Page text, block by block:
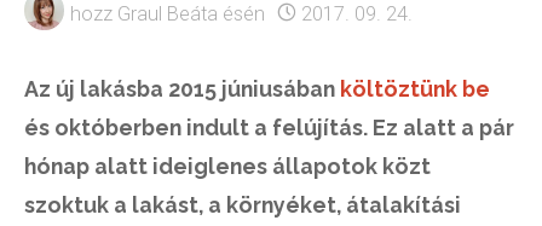
hozz Graul Beáta ésén 2017. 09. 24.
Az új lakásba 2015 júniusában költöztünk be
és októberben indult a felújítás. Ez alatt a pár
hónap alatt ideiglenes állapotok közt
szoktuk a lakást, a környéket, átalakítási